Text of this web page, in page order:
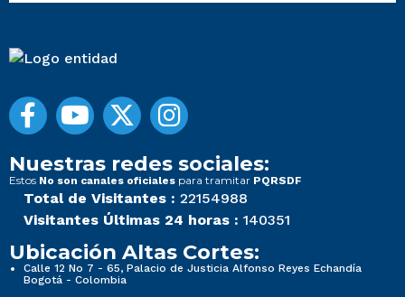
Nuestras redes sociales:
Estos No son canales oficiales para tramitar PQRSDF
Total de Visitantes : 22154988
Visitantes Últimas 24 horas : 140351
Ubicación Altas Cortes:
Calle 12 No 7 - 65, Palacio de Justicia Alfonso Reyes Echandía
Bogotá - Colombia